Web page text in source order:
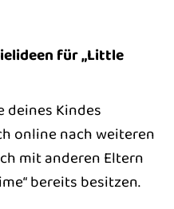
für „Little
deines Kindes
online nach weiteren
mit anderen Eltern
bereits besitzen.